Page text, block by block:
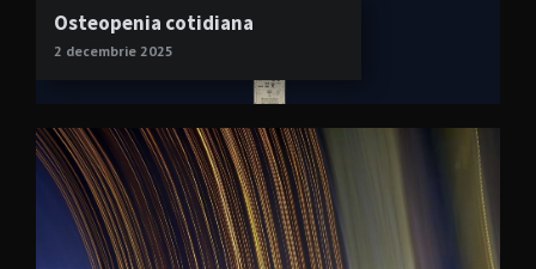
Osteopenia cotidiana
2 decembrie 2025